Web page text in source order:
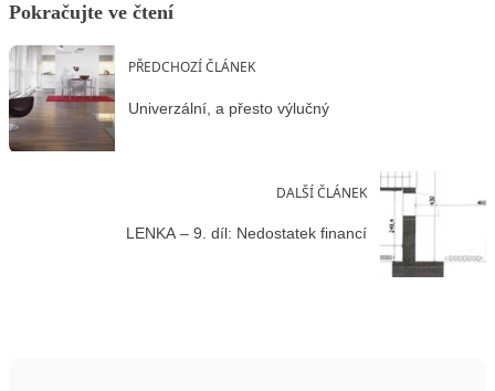
Pokračujte ve čtení
PŘEDCHOZÍ ČLÁNEK
Univerzální, a přesto výlučný
DALŠÍ ČLÁNEK
LENKA – 9. díl: Nedostatek financí